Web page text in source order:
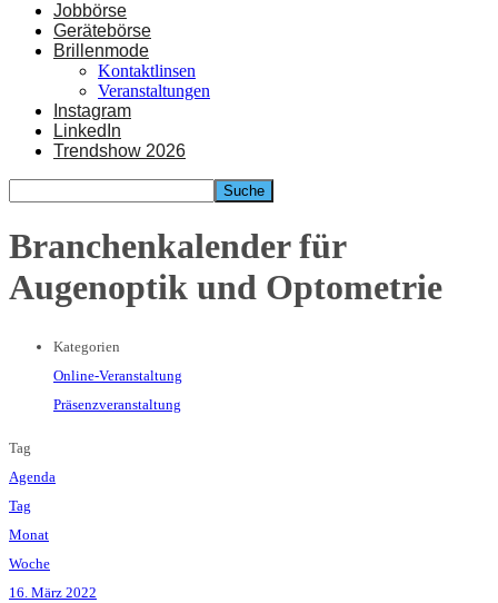
Jobbörse
Gerätebörse
Brillenmode
Kontaktlinsen
Veranstaltungen
Instagram
LinkedIn
Trendshow 2026
Branchenkalender für
Augenoptik und Optometrie
Kategorien
Online-Veranstaltung
Präsenzveranstaltung
Tag
Agenda
Tag
Monat
Woche
16. März 2022